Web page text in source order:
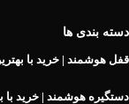
دسته بندی ها
قفل هوشمند | خرید با
دستگیره هوشمند | خرید با